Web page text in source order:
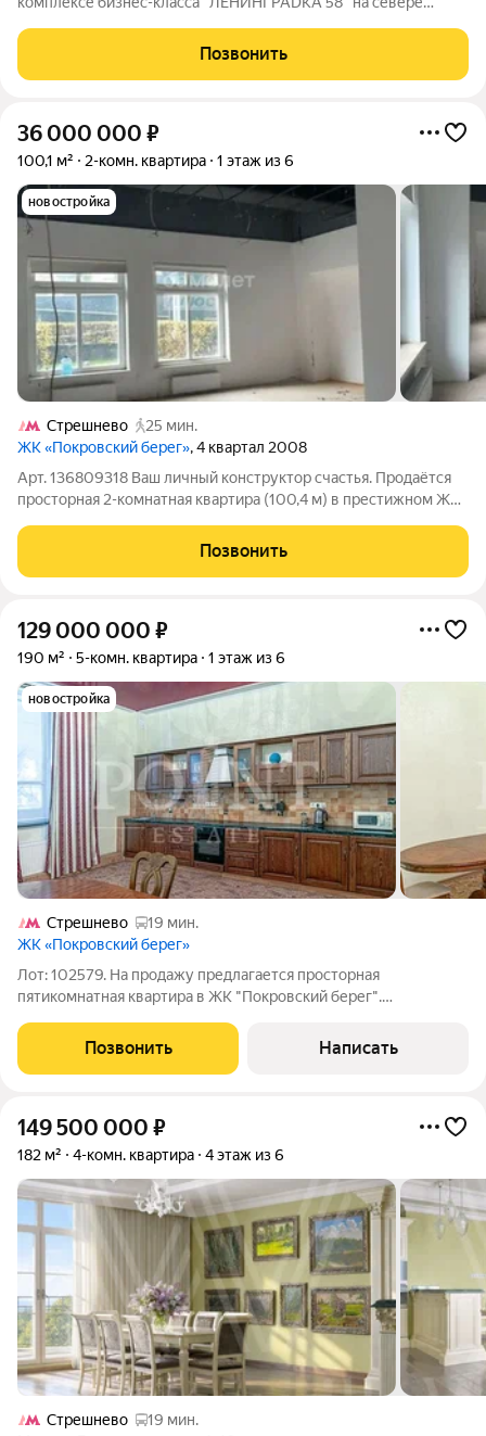
дома на огороженной территории расположены детская и
спортивная площадки. Дом
Позвонить
36 000 000 ₽
100,1 м² 2-комн. квартира 1 этаж из 6
новостройка
Стрешнево
25 мин.
ЖК «Покровский берег», 4 квартал 2008
Арт. 136809318 Ваш личный конструктор счастья. Продаётся
просторная 2-комнатная квартира (100,4 м) в престижном ЖК
Почему эту квартиру разберут за 2 недели? СВОБОДА
ТВОРЧЕСТВА. Квартира без
Позвонить
129 000 000 ₽
190 м² 5-комн. квартира 1 этаж из 6
новостройка
Стрешнево
19 мин.
ЖК «Покровский берег»
Лот: 102579. На продажу предлагается просторная
пятикомнатная квартира в ЖК "Покровский берег".
лесопарк, есть возможность обустроить патио. Планировка:
кухня-столовая, гостиная, спальня со своим
Позвонить Написать
149 500 000 ₽
182 м² 4-комн. квартира 4 этаж из 6
Стрешнево
19 мин.